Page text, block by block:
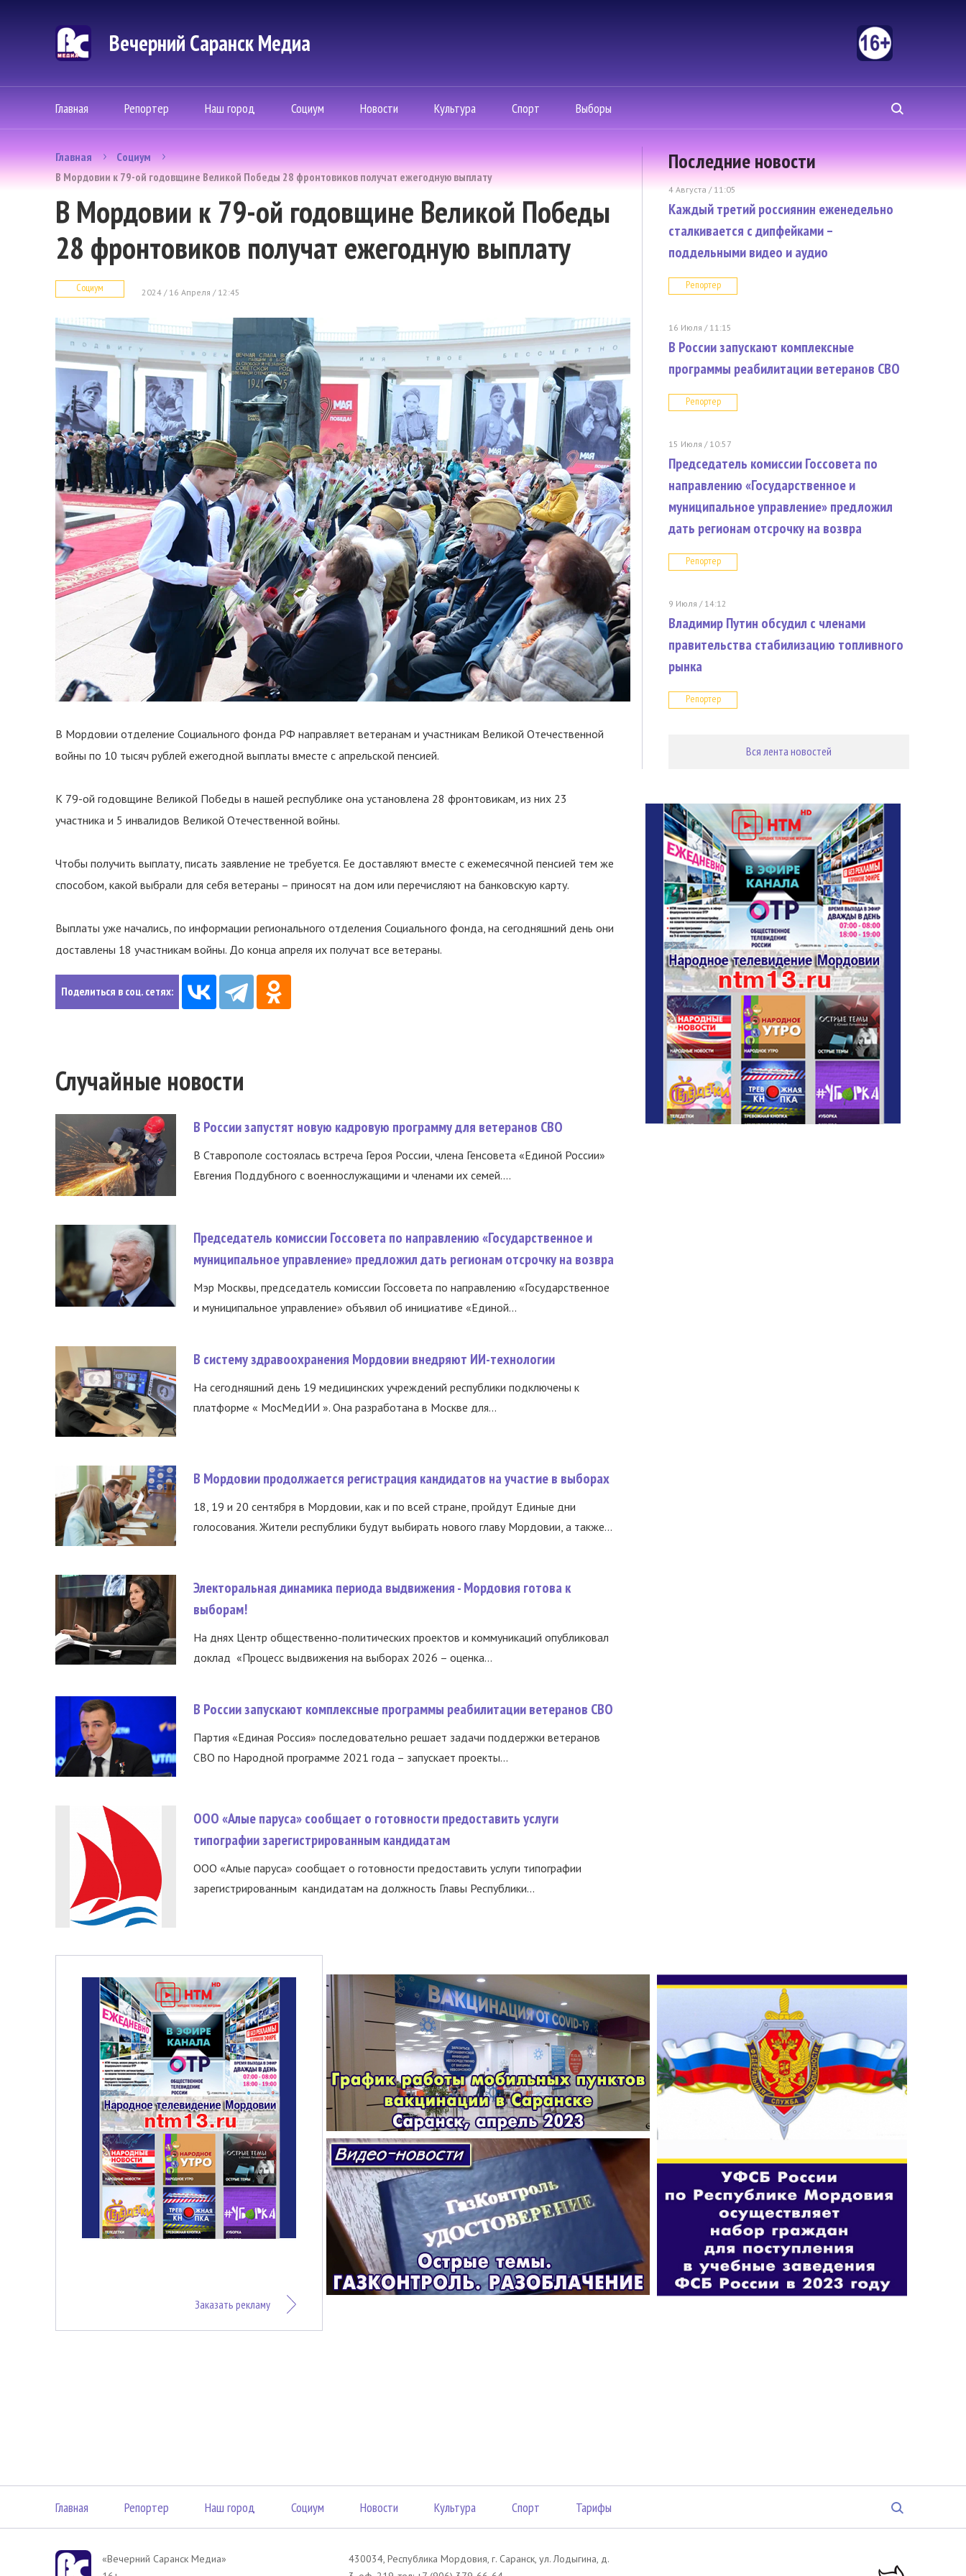
Вечерний Саранск Mедиа
Главная Репортер Наш город Социум Новости Культура Спорт Выборы
Главная
Социум
В Мордовии к 79-ой годовщине Великой Победы 28 фронтовиков получат ежегодную выплату
В Мордовии к 79-ой годовщине Великой Победы
28 фронтовиков получат ежегодную выплату
Социум 2024 / 16 Апреля / 12:45
В Мордовии отделение Социального фонда РФ направляет ветеранам и участникам Великой Отечественной
войны по 10 тысяч рублей ежегодной выплаты вместе с апрельской пенсией.
К 79-ой годовщине Великой Победы в нашей республике она установлена 28 фронтовикам, из них 23
участника и 5 инвалидов Великой Отечественной войны.
Чтобы получить выплату, писать заявление не требуется. Ее доставляют вместе с ежемесячной пенсией тем же
способом, какой выбрали для себя ветераны – приносят на дом или перечисляют на банковскую карту.
Выплаты уже начались, по информации регионального отделения Социального фонда, на сегодняшний день они
доставлены 18 участникам войны. До конца апреля их получат все ветераны.
Поделиться в соц. сетях:
Случайные новости
В России запустят новую кадровую программу для ветеранов СВО
В Ставрополе состоялась встреча Героя России, члена Генсовета «Единой России»
Евгения Поддубного с военнослужащими и членами их семей....
Председатель комиссии Госсовета по направлению «Государственное и
муниципальное управление» предложил дать регионам отсрочку на возвра
Мэр Москвы, председатель комиссии Госсовета по направлению «Государственное
и муниципальное управление» объявил об инициативе «Единой...
В систему здравоохранения Мордовии внедряют ИИ-технологии
На сегодняшний день 19 медицинских учреждений республики подключены к
платформе « МосМедИИ ». Она разработана в Москве для...
В Мордовии продолжается регистрация кандидатов на участие в выборах
18, 19 и 20 сентября в Мордовии, как и по всей стране, пройдут Единые дни
голосования. Жители республики будут выбирать нового главу Мордовии, а также...
Электоральная динамика периода выдвижения - Мордовия готова к
выборам!
На днях Центр общественно-политических проектов и коммуникаций опубликовал
доклад «Процесс выдвижения на выборах 2026 – оценка...
В России запускают комплексные программы реабилитации ветеранов СВО
Партия «Единая Россия» последовательно решает задачи поддержки ветеранов
СВО по Народной программе 2021 года – запускает проекты...
ООО «Алые паруса» сообщает о готовности предоставить услуги
типографии зарегистрированным кандидатам
ООО «Алые паруса» сообщает о готовности предоставить услуги типографии
зарегистрированным кандидатам на должность Главы Республики...
Последние новости
4 Августа / 11:05
Каждый третий россиянин еженедельно
сталкивается с дипфейками –
поддельными видео и аудио
Репортер
16 Июля / 11:15
В России запускают комплексные
программы реабилитации ветеранов СВО
Репортер
15 Июля / 10:57
Председатель комиссии Госсовета по
направлению «Государственное и
муниципальное управление» предложил
дать регионам отсрочку на возвра
Репортер
9 Июля / 14:12
Владимир Путин обсудил с членами
правительства стабилизацию топливного
рынка
Репортер
Вся лента новостей
Заказать рекламу
Главная Репортер Наш город Социум Новости Культура Спорт Тарифы
«Вечерний Саранск Mедиа»
430034, Республика Мордовия, г. Саранск, ул. Лодыгина, д.